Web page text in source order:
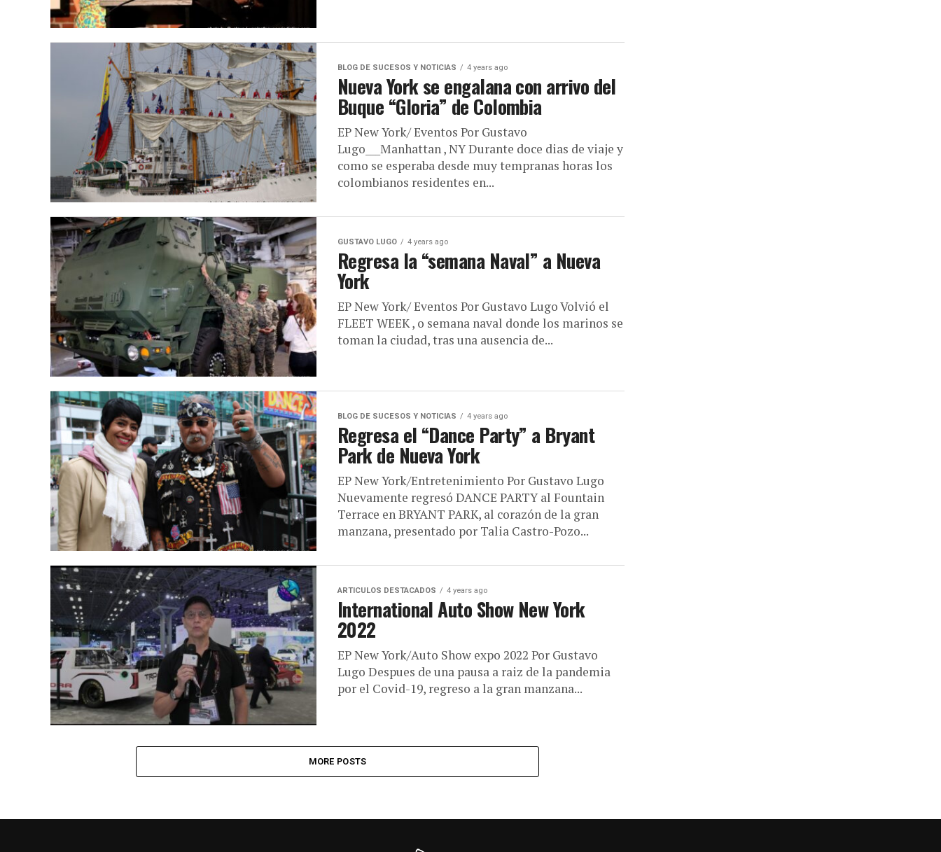
BLOG DE SUCESOS Y NOTICIAS 4 years ago
Nueva York se engalana con arrivo del
Buque “Gloria” de Colombia
EP New York/ Eventos Por Gustavo
Lugo___Manhattan , NY Durante doce dias de viaje y
como se esperaba desde muy tempranas horas los
colombianos residentes en...
GUSTAVO LUGO 4 years ago
Regresa la “semana Naval” a Nueva
York
EP New York/ Eventos Por Gustavo Lugo Volvió el
FLEET WEEK , o semana naval donde los marinos se
toman la ciudad, tras una ausencia de...
BLOG DE SUCESOS Y NOTICIAS 4 years ago
Regresa el “Dance Party” a Bryant
Park de Nueva York
EP New York/Entretenimiento Por Gustavo Lugo
Nuevamente regresó DANCE PARTY al Fountain
Terrace en BRYANT PARK, al corazón de la gran
manzana, presentado por Talia Castro-Pozo...
ARTICULOS DESTACADOS 4 years ago
International Auto Show New York
2022
EP New York/Auto Show expo 2022 Por Gustavo
Lugo Despues de una pausa a raiz de la pandemia
por el Covid-19, regreso a la gran manzana...
MORE POSTS